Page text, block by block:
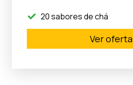
20 sabores de chá
Ver oferta